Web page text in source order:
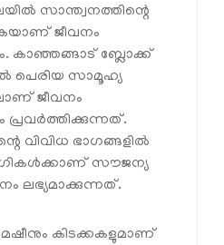
സാന്ത്വനത്തിന്റെ
ജീവനം
കാഞ്ഞങ്ങാട് ബ്ലോക്ക്
പെരിയ സാമൂഹ്യ
ജീവനം
പ്രവര്‍ത്തിക്കുന്നത്.
വിവിധ ഭാഗങ്ങളില്‍
സൗജന്യ
ലഭ്യമാക്കുന്നത്.
കിടക്കകളുമാണ്